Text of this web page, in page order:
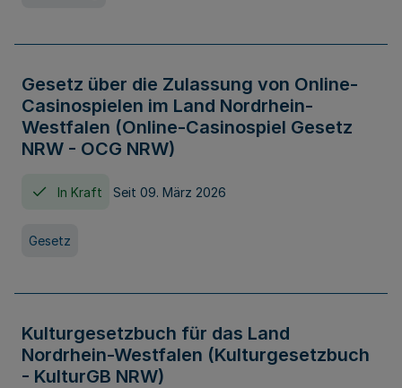
Gesetz über die Zulassung von Online-
Casinospielen im Land Nordrhein-
Westfalen (Online-Casinospiel Gesetz
NRW - OCG NRW)
In Kraft Seit 09. März 2026
Gesetz
Kulturgesetzbuch für das Land
Nordrhein-Westfalen (Kulturgesetzbuch
- KulturGB NRW)